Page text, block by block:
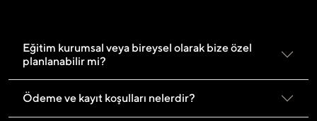
Eğitim kurumsal veya bireysel olarak bize özel
planlanabilir mi?
Ödeme ve kayıt koşulları nelerdir?